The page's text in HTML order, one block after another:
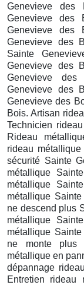
Genevieve des
Genevieve des
Genevieve des
Genevieve des
Sainte
Genevieve des
Genevieve
Genevieve des
Genevieve des
Bois. Artisan
Technicien
Rideau
rideau
sécurité Sainte
métallique
métallique
métallique
ne descend plus
métallique
métallique
ne monte plus
métallique en
dépannage
Entretien rideau